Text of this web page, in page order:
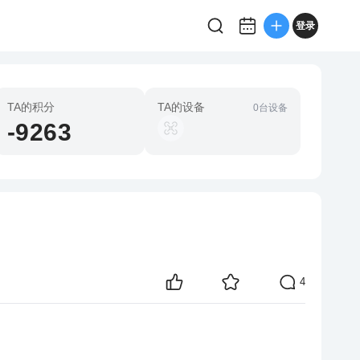
登录
TA的积分
-9263
TA的设备 0台设备
4